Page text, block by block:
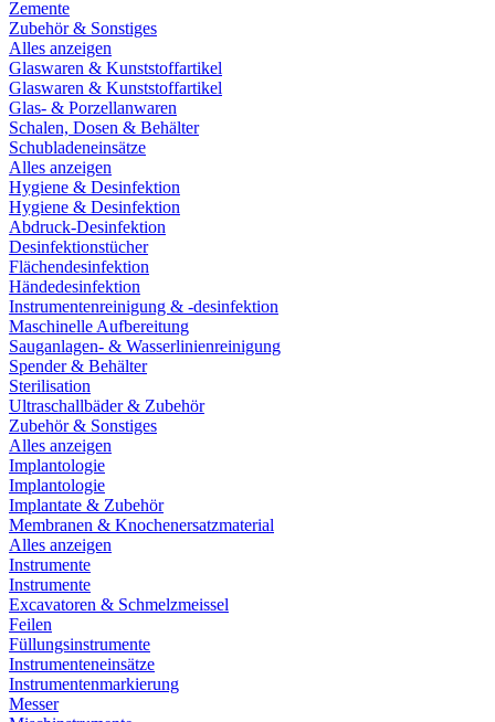
Zemente
Zubehör & Sonstiges
Alles anzeigen
Glaswaren & Kunststoffartikel
Glaswaren & Kunststoffartikel
Glas- & Porzellanwaren
Schalen, Dosen & Behälter
Schubladeneinsätze
Alles anzeigen
Hygiene & Desinfektion
Hygiene & Desinfektion
Abdruck-Desinfektion
Desinfektionstücher
Flächendesinfektion
Händedesinfektion
Instrumentenreinigung & -desinfektion
Maschinelle Aufbereitung
Sauganlagen- & Wasserlinienreinigung
Spender & Behälter
Sterilisation
Ultraschallbäder & Zubehör
Zubehör & Sonstiges
Alles anzeigen
Implantologie
Implantologie
Implantate & Zubehör
Membranen & Knochenersatzmaterial
Alles anzeigen
Instrumente
Instrumente
Excavatoren & Schmelzmeissel
Feilen
Füllungsinstrumente
Instrumenteneinsätze
Instrumentenmarkierung
Messer